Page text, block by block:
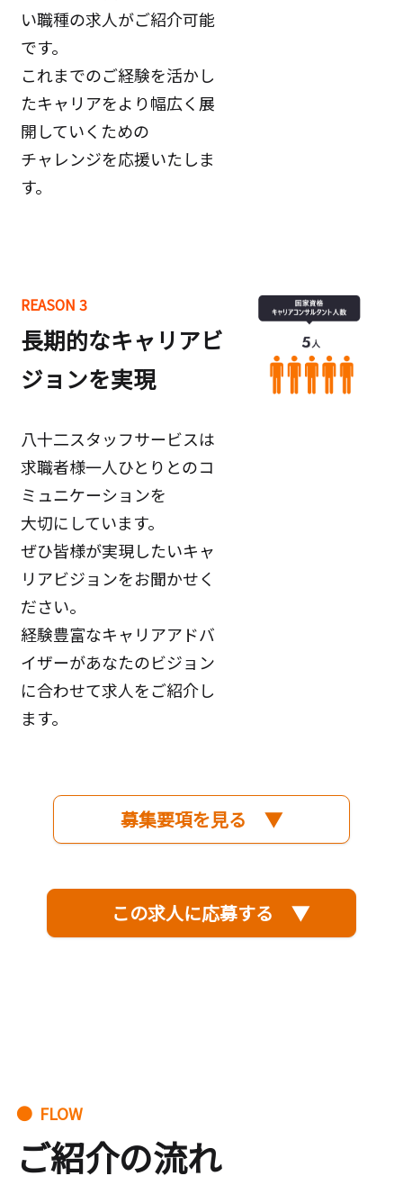
い職種の求人がご紹介可能
です。
これまでのご経験を活かし
たキャリアをより幅広く展
開していくための
チャレンジを応援いたしま
す。
REASON 3
長期的なキャリアビ
ジョンを実現
八十二スタッフサービスは
求職者様一人ひとりとのコ
ミュニケーションを
大切にしています。
ぜひ皆様が実現したいキャ
リアビジョンをお聞かせく
ださい。
経験豊富なキャリアアドバ
イザーがあなたのビジョン
に合わせて求人をご紹介し
ます。
募集要項を見る ▼
この求人に応募する ▼
● FLOW
ご紹介の流れ